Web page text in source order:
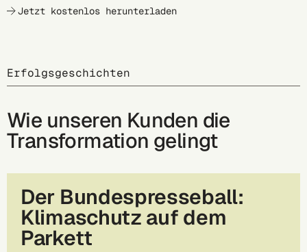
Jetzt kostenlos herunterladen
Erfolgsgeschichten
Wie unseren Kunden die
Transformation gelingt
Der Bundespresseball:
Klimaschutz auf dem
Parkett